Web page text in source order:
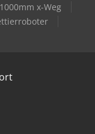
x-Weg